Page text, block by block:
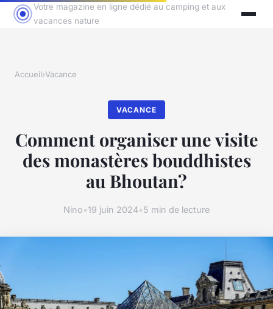
Votre magazine en ligne dédié au camping et aux
vacances nature
Accueil›Vacance
VACANCE
Comment organiser une visite
des monastères bouddhistes
au Bhoutan?
Nino•19 juin 2024•5 min de lecture